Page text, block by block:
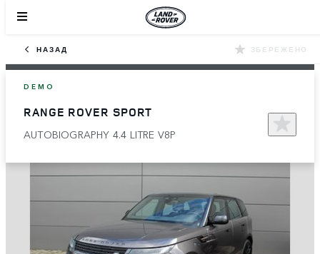
НАЗАД ЗБЕРЕЖЕНО
DEMO
RANGE ROVER SPORT
AUTOBIOGRAPHY 4.4 LITRE V8P​